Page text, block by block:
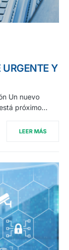
Y
Un nuevo
próximo…
LEER MÁS